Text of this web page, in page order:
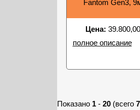
Fantom Gen3,
Цена:
полное описание
Показано 1 - 20 (всего